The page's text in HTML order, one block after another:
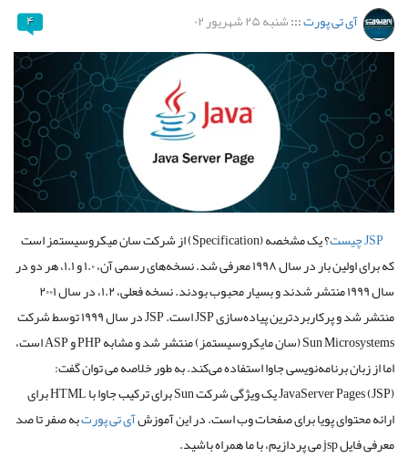
آی تی پورت:::شنبه ۲۵ شهریور ۰۲ ۴
؟ یک مشخصه (Specification) از شرکت سان میکروسیستمز است
که برای اولین بار در سال ۱۹۹۸ معرفی شد. نسخه‌های رسمی آن، ۱.۰ و ۱.۱، هر دو در
سال ۱۹۹۹ منتشر شدند و بسیار محبوب بودند. نسخه فعلی، ۱.۲، در سال ۲۰۰۱
منتشر شد و پرکاربردترین پیاده‌سازی JSP است. JSP در سال ۱۹۹۹ توسط شرکت
Sun Microsystems (سان مایکروسیستمز) منتشر شد و مشابه PHP و ASP است،
اما از زبان برنامه‌نویسی جاوا استفاده می‌کند. به طور خلاصه می توان گفت:
JavaServer Pages (JSP) یک ویژگی شرکت Sun برای ترکیب جاوا با HTML برای
ارائه محتوای پویا برای صفحات وب است. در این آموزشآی تی پورتبه صفر تا صد
معرفی فایل jsp می پردازیم، با ما همراه باشید.